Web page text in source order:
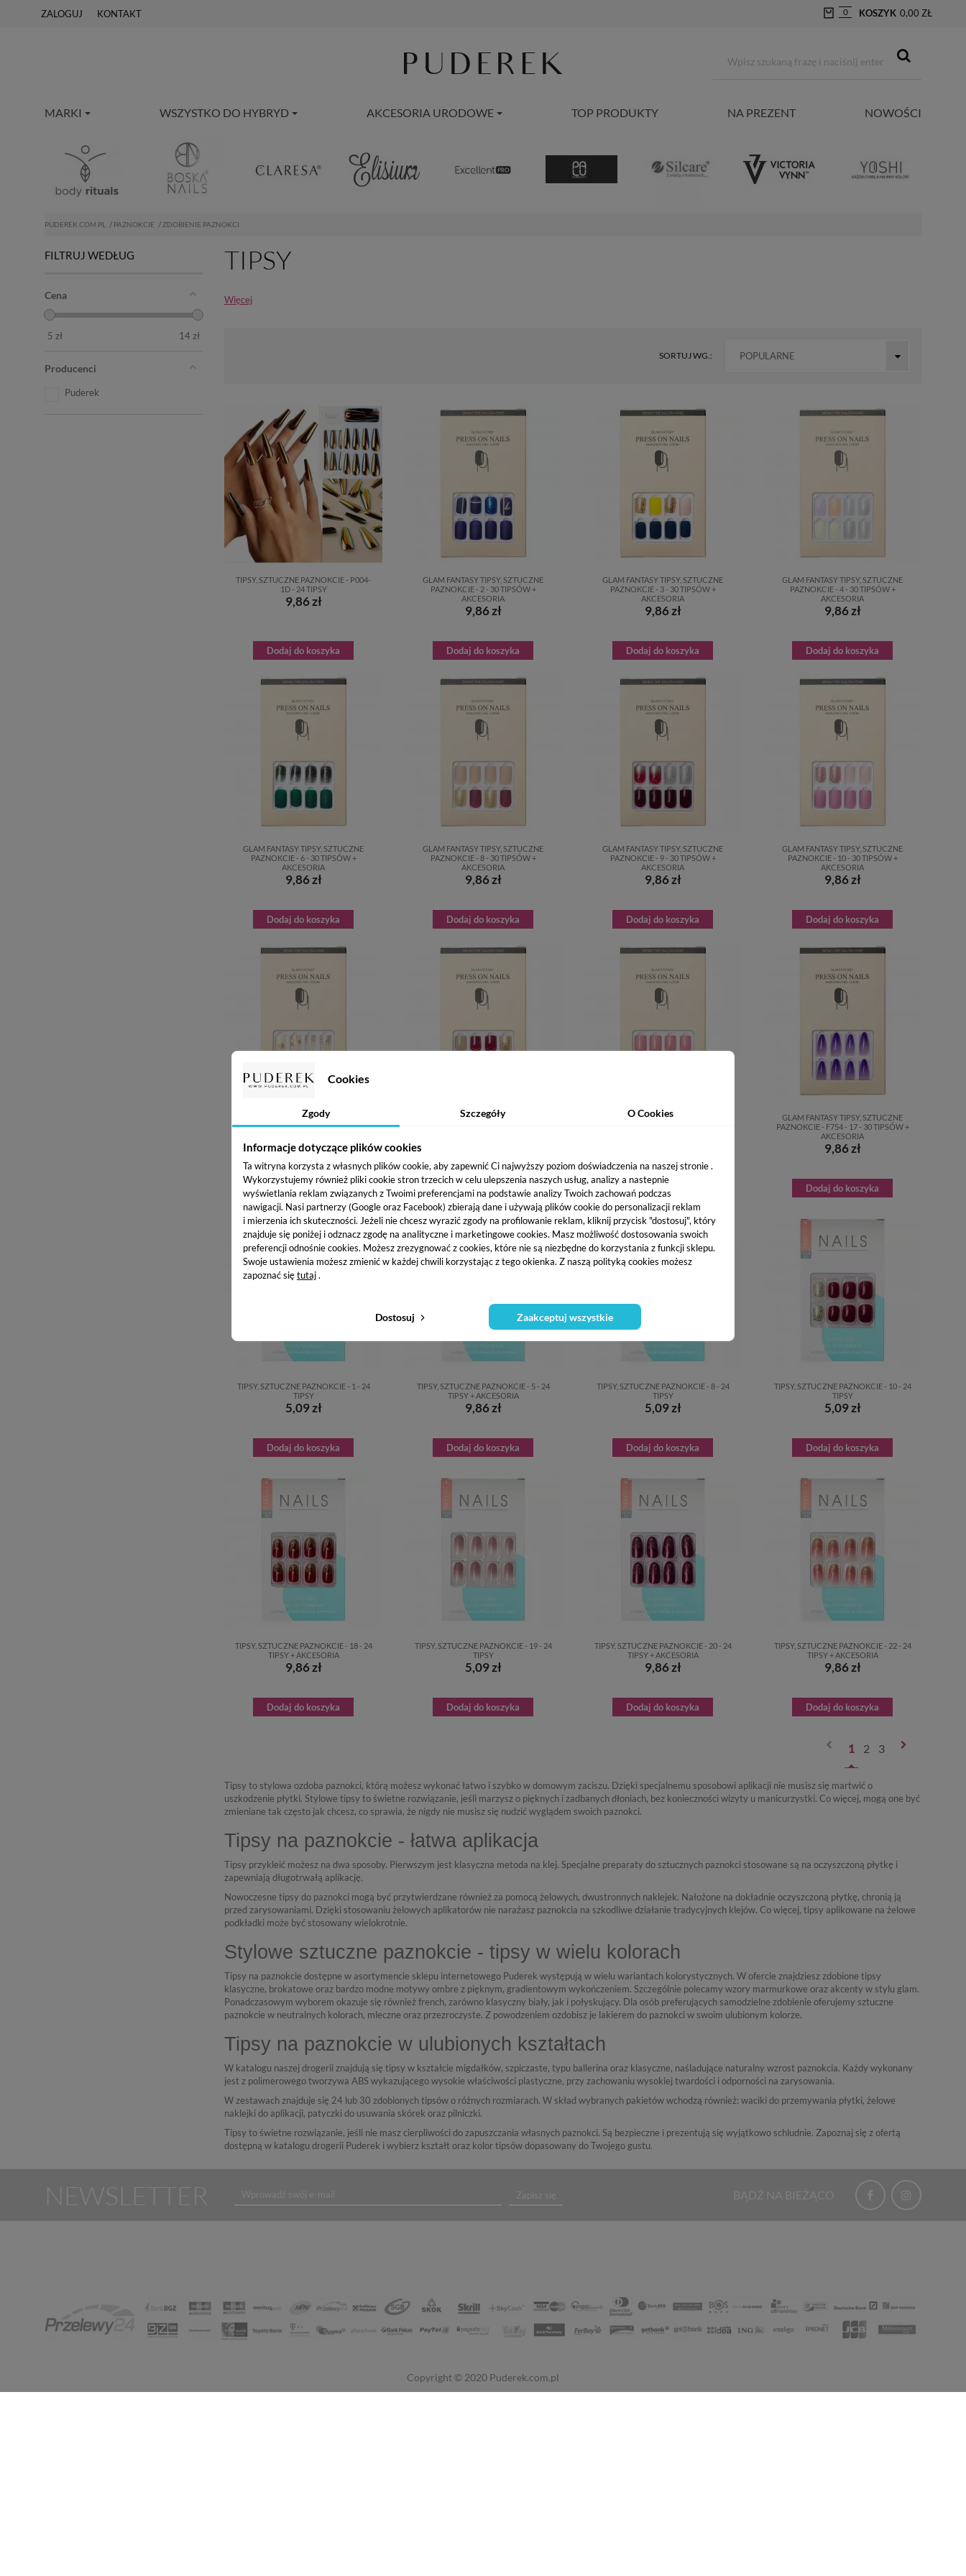
Cookies
Zgody Szczegóły O Cookies
Informacje dotyczące plików cookies
Ta witryna korzysta z własnych plików cookie, aby zapewnić Ci najwyższy poziom doświadczenia na naszej stronie .
Wykorzystujemy również pliki cookie stron trzecich w celu ulepszenia naszych usług, analizy a nastepnie
wyświetlania reklam związanych z Twoimi preferencjami na podstawie analizy Twoich zachowań podczas
nawigacji. Nasi partnerzy (Google oraz Facebook) zbierają dane i używają plików cookie do personalizacji reklam
i mierzenia ich skuteczności. Jeżeli nie chcesz wyrazić zgody na profilowanie reklam, kliknij przycisk "dostosuj", który
znajduje się poniżej i odznacz zgodę na analityczne i marketingowe cookies. Masz możliwość dostosowania swoich
preferencji odnośnie cookies. Możesz zrezygnować z cookies, które nie są niezbędne do korzystania z funkcji sklepu.
Swoje ustawienia możesz zmienić w każdej chwili korzystając z tego okienka. Z naszą polityką cookies możesz
zapoznać siętutaj.
Dostosuj Zaakceptuj wszystkie
ZALOGUJ KONTAKT 0 KOSZYK 0,00 ZŁ
MARKI WSZYSTKO DO HYBRYD AKCESORIA URODOWE TOP PRODUKTY NA PREZENT NOWOŚCI
PUDEREK.COM.PL PAZNOKCIE ZDOBIENIE PAZNOKCI
FILTRUJ WEDŁUG
Cena
5 zł 14 zł
Producenci
Puderek
TIPSY
Więcej
SORTUJ WG.: POPULARNE
TIPSY, SZTUCZNE PAZNOKCIE - P004-
1D - 24 TIPSY
9,86 zł
Dodaj do koszyka
GLAM FANTASY TIPSY, SZTUCZNE
PAZNOKCIE - 2 - 30 TIPSÓW +
AKCESORIA
9,86 zł
Dodaj do koszyka
GLAM FANTASY TIPSY, SZTUCZNE
PAZNOKCIE - 3 - 30 TIPSÓW +
AKCESORIA
9,86 zł
Dodaj do koszyka
GLAM FANTASY TIPSY, SZTUCZNE
PAZNOKCIE - 4 - 30 TIPSÓW +
AKCESORIA
9,86 zł
Dodaj do koszyka
GLAM FANTASY TIPSY, SZTUCZNE
PAZNOKCIE - 6 - 30 TIPSÓW +
AKCESORIA
9,86 zł
Dodaj do koszyka
GLAM FANTASY TIPSY, SZTUCZNE
PAZNOKCIE - 8 - 30 TIPSÓW +
AKCESORIA
9,86 zł
Dodaj do koszyka
GLAM FANTASY TIPSY, SZTUCZNE
PAZNOKCIE - 9 - 30 TIPSÓW +
AKCESORIA
9,86 zł
Dodaj do koszyka
GLAM FANTASY TIPSY, SZTUCZNE
PAZNOKCIE - 10 - 30 TIPSÓW +
AKCESORIA
9,86 zł
Dodaj do koszyka
GLAM FANTASY TIPSY, SZTUCZNE
PAZNOKCIE - 11 - 30 TIPSÓW +
9,86 zł
Dodaj do koszyka
GLAM FANTASY TIPSY, SZTUCZNE
Dodaj do koszyka
GLAM FANTASY TIPSY, SZTUCZNE
Dodaj do koszyka
GLAM FANTASY TIPSY, SZTUCZNE
PAZNOKCIE - F754 - 17 - 30 TIPSÓW +
AKCESORIA
9,86 zł
Dodaj do koszyka
TIPSY, SZTUCZNE PAZNOKCIE - 1 - 24
TIPSY
5,09 zł
Dodaj do koszyka
TIPSY, SZTUCZNE PAZNOKCIE - 5 - 24
TIPSY + AKCESORIA
9,86 zł
Dodaj do koszyka
TIPSY, SZTUCZNE PAZNOKCIE - 8 - 24
TIPSY
5,09 zł
Dodaj do koszyka
TIPSY, SZTUCZNE PAZNOKCIE - 10 - 24
TIPSY
5,09 zł
Dodaj do koszyka
TIPSY, SZTUCZNE PAZNOKCIE - 18 - 24
TIPSY + AKCESORIA
9,86 zł
Dodaj do koszyka
TIPSY, SZTUCZNE PAZNOKCIE - 19 - 24
TIPSY
5,09 zł
Dodaj do koszyka
TIPSY, SZTUCZNE PAZNOKCIE - 20 - 24
TIPSY + AKCESORIA
9,86 zł
Dodaj do koszyka
TIPSY, SZTUCZNE PAZNOKCIE - 22 - 24
TIPSY + AKCESORIA
9,86 zł
Dodaj do koszyka
1 2 3
Tipsy to stylowa ozdoba paznokci, którą możesz wykonać łatwo i szybko w domowym zaciszu. Dzięki specjalnemu sposobowi aplikacji nie musisz się martwić o
uszkodzenie płytki. Stylowe tipsy to świetne rozwiązanie, jeśli marzysz o pięknych i zadbanych dłoniach, bez konieczności wizyty u manicurzystki. Co więcej, mogą one być
zmieniane tak często jak chcesz, co sprawia, że nigdy nie musisz się nudzić wyglądem swoich paznokci.
Tipsy na paznokcie - łatwa aplikacja
Tipsy przykleić możesz na dwa sposoby. Pierwszym jest klasyczna metoda na klej. Specjalne preparaty do sztucznych paznokci stosowane są na oczyszczoną płytkę i
zapewniają długotrwałą aplikację.
Nowoczesne tipsy do paznokci mogą być przytwierdzane również za pomocą żelowych, dwustronnych naklejek. Nałożone na dokładnie oczyszczoną płytkę, chronią ją
przed zarysowaniami. Dzięki stosowaniu żelowych aplikatorów nie narażasz paznokcia na szkodliwe działanie tradycyjnych klejów. Co więcej, tipsy aplikowane na żelowe
podkładki może być stosowany wielokrotnie.
Stylowe sztuczne paznokcie - tipsy w wielu kolorach
Tipsy na paznokcie dostępne w asortymencie sklepu internetowego Puderek występują w wielu wariantach kolorystycznych. W ofercie znajdziesz zdobione tipsy
klasyczne, brokatowe oraz bardzo modne motywy ombre z pięknym, gradientowym wykończeniem. Szczególnie polecamy wzory marmurkowe oraz akcenty w stylu glam.
Ponadczasowym wyborem okazuje się również french, zarówno klasyczny biały, jak i połyskujący. Dla osób preferujących samodzielne zdobienie oferujemy sztuczne
paznokcie w neutralnych kolorach, mleczne oraz przezroczyste. Z powodzeniem ozdobisz je lakierem do paznokci w swoim ulubionym kolorze.
Tipsy na paznokcie w ulubionych kształtach
W katalogu naszej drogerii znajdują się tipsy w kształcie migdałków, szpiczaste, typu ballerina oraz klasyczne, naśladujące naturalny wzrost paznokcia. Każdy wykonany
jest z polimerowego tworzywa ABS wykazującego wysokie właściwości plastyczne, przy zachowaniu wysokiej twardości i odporności na zarysowania.
W zestawach znajduje się 24 lub 30 zdobionych tipsów o różnych rozmiarach. W skład wybranych pakietów wchodzą również: waciki do przemywania płytki, żelowe
naklejki do aplikacji, patyczki do usuwania skórek oraz pilniczki.
Tipsy to świetne rozwiązanie, jeśli nie masz cierpliwości do zapuszczania własnych paznokci. Są bezpieczne i prezentują się wyjątkowo schludnie. Zapoznaj się z ofertą
dostępną w katalogu drogerii Puderek i wybierz kształt oraz kolor tipsów dopasowany do Twojego gustu.
NEWSLETTER Zapisz się BĄDŹ NA BIEŻĄCO
Copyright © 2020 Puderek.com.pl